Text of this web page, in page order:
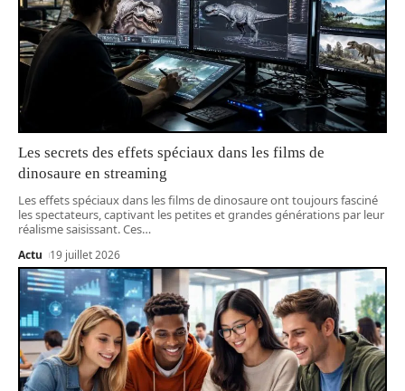
Les secrets des effets spéciaux dans les films de
dinosaure en streaming
Les effets spéciaux dans les films de dinosaure ont toujours fasciné
les spectateurs, captivant les petites et grandes générations par leur
réalisme saisissant. Ces…
Actu 19 juillet 2026